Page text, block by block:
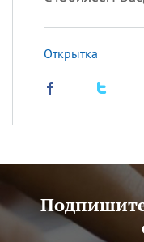
Открытка